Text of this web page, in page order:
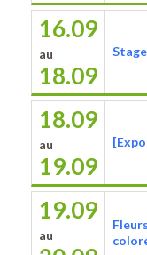
16.09
au
18.09
18.09
au
19.09
19.09
au